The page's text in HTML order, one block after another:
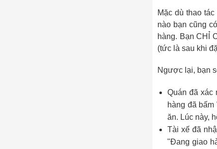
Mặc dù thao
nào bạn cũng
hàng. Bạn CHỈ
(tức là sau khi
Ngược lại, bạn
Quán đã xác
hàng đã
ăn. Lúc này,
Tài xế đã
"Đang giao